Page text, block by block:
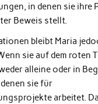
in denen sie ihre
Beweis stellt.
bleibt Maria
sie auf dem roten
alleine oder in
sie für
arbeitet.